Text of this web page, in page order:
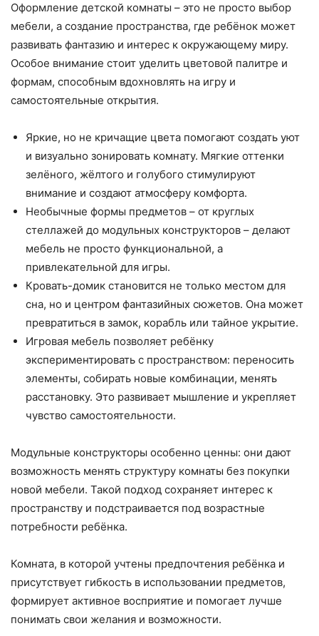
Оформление детской комнаты – это не просто выбор
мебели, а создание пространства, где ребёнок может
развивать фантазию и интерес к окружающему миру.
Особое внимание стоит уделить цветовой палитре и
формам, способным вдохновлять на игру и
самостоятельные открытия.
Яркие, но не кричащие цвета помогают создать уют
и визуально зонировать комнату. Мягкие оттенки
зелёного, жёлтого и голубого стимулируют
внимание и создают атмосферу комфорта.
Необычные формы предметов – от круглых
стеллажей до модульных конструкторов – делают
мебель не просто функциональной, а
привлекательной для игры.
Кровать-домик становится не только местом для
сна, но и центром фантазийных сюжетов. Она может
превратиться в замок, корабль или тайное укрытие.
Игровая мебель позволяет ребёнку
экспериментировать с пространством: переносить
элементы, собирать новые комбинации, менять
расстановку. Это развивает мышление и укрепляет
чувство самостоятельности.
Модульные конструкторы особенно ценны: они дают
возможность менять структуру комнаты без покупки
новой мебели. Такой подход сохраняет интерес к
пространству и подстраивается под возрастные
потребности ребёнка.
Комната, в которой учтены предпочтения ребёнка и
присутствует гибкость в использовании предметов,
формирует активное восприятие и помогает лучше
понимать свои желания и возможности.